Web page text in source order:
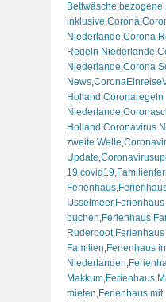
Bettwäsche,bezogene
inklusive,Corona,
Niederlande,Corona
Regeln Niederlande,
Niederlande,Corona
News,
Holland ,Coronaregeln
Niederlande,
Holland ,Coronavirus
zweite Welle,
Update,
19,covid19,
Ferienhaus,
IJsselmeer,
buchen,Ferienhaus
Ruderboot,Ferienhaus
Familien,Ferienhaus
Niederlanden,
Makkum,Ferienhaus
mieten,Ferienhaus mit